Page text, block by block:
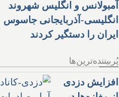
آمبولانس و انگلیس شهروند
انگلیسی-آذربایجانی جاسوس
ایران را دستگیر کردند
پُربیننده‌ترین‌ها
افزایش دزدی